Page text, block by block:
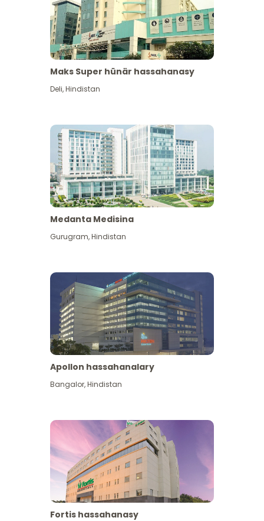
Has giňişleýin gör
Maks Super hünär hassahanasy
Deli,Hindistan
Medanta Medisina
Gurugram,Hindistan
Apollon hassahanalary
Bangalor,Hindistan
Fortis hassahanasy